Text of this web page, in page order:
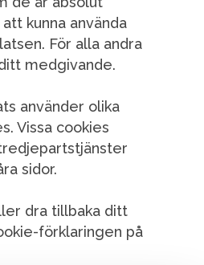
kunna använda
För alla andra
medgivande.
använder olika
Vissa cookies
sidor.
dra tillbaka ditt
förklaringen på